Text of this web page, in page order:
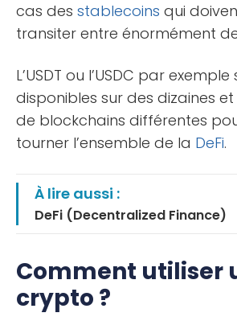
cas des stablecoins qui
transiter entre énormément
L’USDT ou l’USDC par exemple
disponibles sur des dizaines
de blockchains différentes
tourner l’ensemble de la DeFi.
À lire aussi :
DeFi (Decentralized Finance)
Comment utiliser
crypto ?